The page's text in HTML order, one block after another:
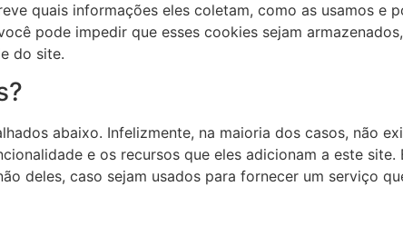
quais informações eles coletam, como as usamos e
pode impedir que esses cookies sejam
do site.
abaixo. Infelizmente, na maioria dos casos, não
e os recursos que eles adicionam a este
deles, caso sejam usados ​​para fornecer um serviço